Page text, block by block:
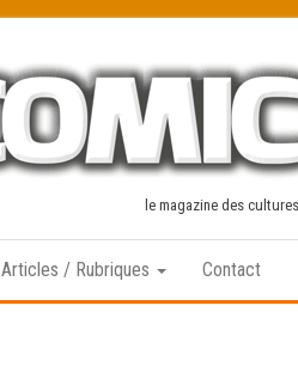
le magazine des
Articles / Rubriques Contact